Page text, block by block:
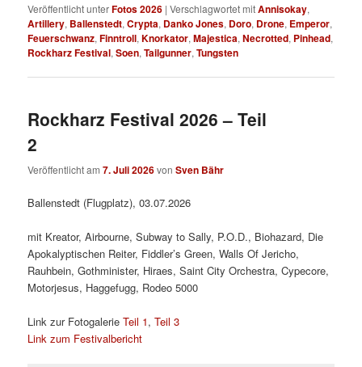
Veröffentlicht unterFotos 2026 |Verschlagwortet mitAnnisokay,
Artillery, Ballenstedt,Crypta, Danko Jones, Doro, Drone, Emperor,
Feuerschwanz,Finntroll,Knorkator,Majestica,Necrotted, Pinhead,
Rockharz Festival,Soen,Tailgunner,Tungsten
Rockharz Festival 2026 – Teil
2
Veröffentlicht am7. Juli 2026vonSven Bähr
Ballenstedt (Flugplatz), 03.07.2026
mit Kreator, Airbourne, Subway to Sally, P.O.D., Biohazard, Die
Apokalyptischen Reiter, Fiddler’s Green, Walls Of Jericho,
Rauhbein, Gothminister, Hiraes, Saint City Orchestra, Cypecore,
Motorjesus, Haggefugg, Rodeo 5000
Link zur FotogalerieTeil 1,Teil 3
Link zum Festivalbericht